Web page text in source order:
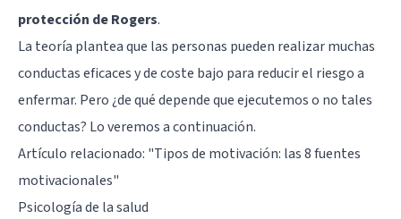
protección de Rogers.
La teoría plantea que las personas pueden realizar muchas
conductas eficaces y de coste bajo para reducir el riesgo a
enfermar. Pero ¿de qué depende que ejecutemos o no tales
conductas? Lo veremos a continuación.
Artículo relacionado: "Tipos de motivación: las 8 fuentes
motivacionales"
Psicología de la salud